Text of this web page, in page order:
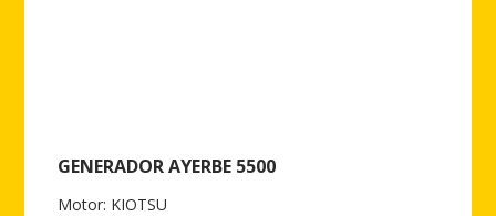
GENERADOR AYERBE 5500
Motor: KIOTSU